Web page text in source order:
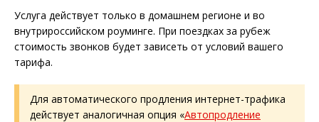
Услуга действует только в домашнем регионе и во
внутрироссийском роуминге. При поездках за рубеж
стоимость звонков будет зависеть от условий вашего
тарифа.
Для автоматического продления интернет-трафика
действует аналогичная опция «Автопродление